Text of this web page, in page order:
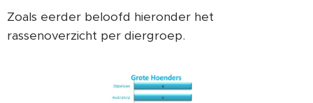
Zoals eerder beloofd hieronder het
rassenoverzicht per diergroep.